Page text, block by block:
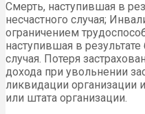
Смерть, наступившая в
несчастного случая;
ограничением
наступившая в
случая. Потеря
дохода при увольнении
ликвидации организации
или штата организации.